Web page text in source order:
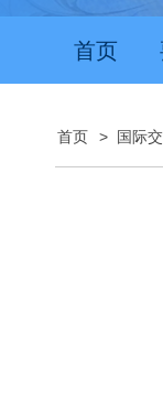
首页
首页 > 国际